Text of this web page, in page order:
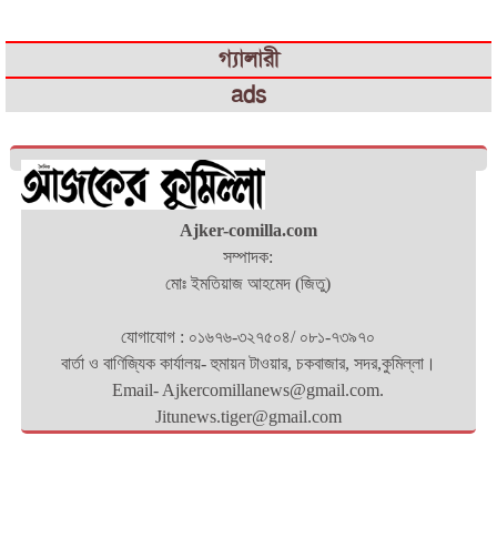
গ্যালারী
ads
Ajker-comilla.com
সম্পাদক:
মোঃ ইমতিয়াজ আহমেদ (জিতু)
যোগাযোগ : ০১৬৭৬-৩২৭৫০৪/ ০৮১-৭৩৯৭০
বার্তা ও বাণিজ্যিক কার্যালয়- হুমায়ন টাওয়ার, চকবাজার, সদর,কুমিল্লা।
Email- Ajkercomillanews@gmail.com.
Jitunews.tiger@gmail.com